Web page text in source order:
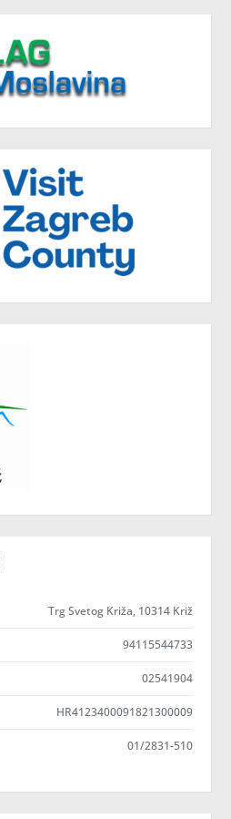
Trg Svetog Križa, 10314 Križ
94115544733
02541904
HR4123400091821300009
01/2831-510